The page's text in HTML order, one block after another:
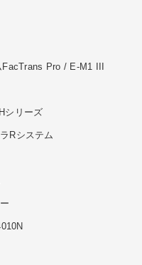
Pro / E-M1 III
シリーズ
Rシステム